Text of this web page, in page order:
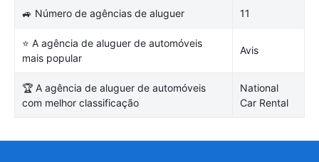
🚙 Número de agências de aluguer 11
⭐ A agência de aluguer de automóveis
mais popular
Avis
🏆 A agência de aluguer de automóveis
com melhor classificação
National
Car Rental